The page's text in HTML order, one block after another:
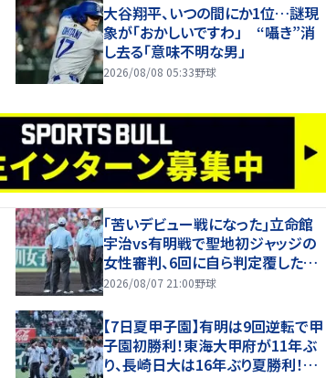
大谷翔平、いつの間にか1位…謎現
象が「おかしいですわ」 “囁き”消
し去る「意味不明な男」
2026/08/08 05:33野球
｢苦いデビュー戦になった｣立命館
宇治vs有明戦で聖地初ジャッジの
女性審判、6回に自ら判定覆したプ
レーを謝罪【26年夏甲子園】
2026/08/07 21:00野球
【7日夏甲子園】有明は9回逆転で甲
子園初勝利！東海大甲府が11年ぶ
り、長崎日大は16年ぶり夏勝利！健